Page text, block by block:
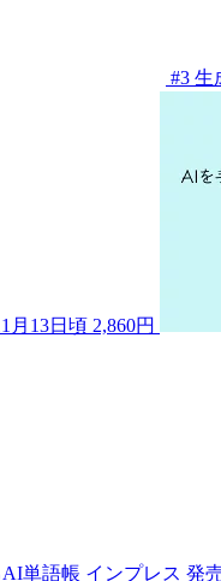
#3 生
月13日頃 2,860円
単語帳 インプレス 発